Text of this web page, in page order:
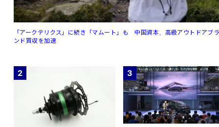
「アークテリクス」に続き「マムート」も 中国資本、高級アウトドアブ
ンド買収を加速
2 3